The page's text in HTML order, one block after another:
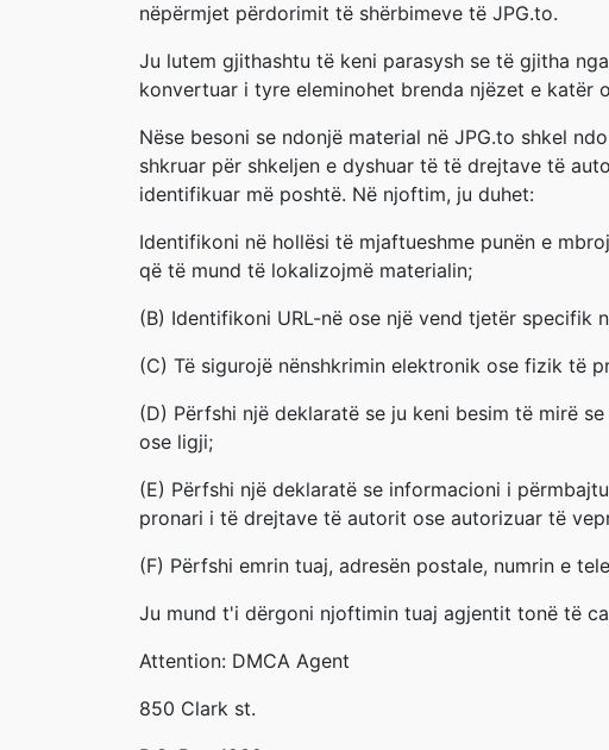
nëpërmjet përdorimit të shërbimeve të JPG.to.
Ju lutem gjithashtu të keni parasysh se të gjitha
konvertuar i tyre eleminohet brenda njëzet e katër
Nëse besoni se ndonjë material në JPG.to shkel
shkruar për shkeljen e dyshuar të të drejtave të
identifikuar më poshtë. Në njoftim, ju duhet:
Identifikoni në hollësi të mjaftueshme punën e
që të mund të lokalizojmë materialin;
(B) Identifikoni URL-në ose një vend tjetër
(C) Të sigurojë nënshkrimin elektronik ose fizik të
(D) Përfshi një deklaratë se ju keni besim të mirë
ose ligji;
(E) Përfshi një deklaratë se informacioni i
pronari i të drejtave të autorit ose autorizuar të
(F) Përfshi emrin tuaj, adresën postale, numrin e
Ju mund t'i dërgoni njoftimin tuaj agjentit tonë të
Attention: DMCA Agent
850 Clark st.